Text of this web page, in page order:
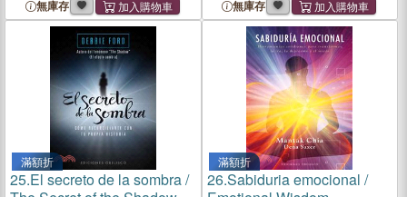
無庫存 無庫存
滿額折
25.El secreto de la sombra /
滿額折
26.Sabiduria emocional /